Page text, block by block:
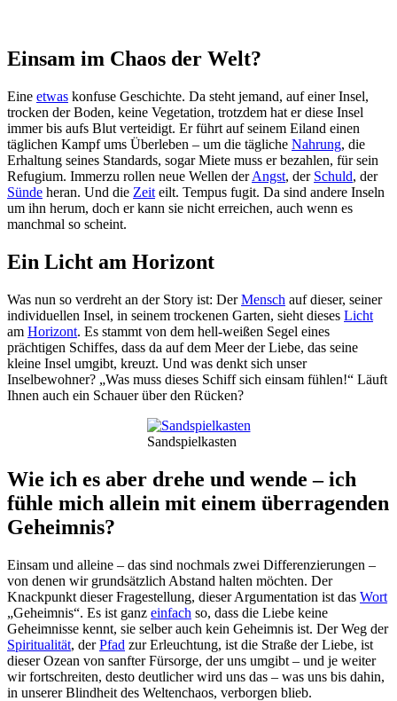
Einsam im Chaos der Welt?
Eine etwas konfuse Geschichte. Da steht jemand, auf einer Insel,
trocken der Boden, keine Vegetation, trotzdem hat er diese Insel
immer bis aufs Blut verteidigt. Er führt auf seinem Eiland einen
täglichen Kampf ums Überleben – um die tägliche Nahrung, die
Erhaltung seines Standards, sogar Miete muss er bezahlen, für sein
Refugium. Immerzu rollen neue Wellen derAngst, der Schuld, der
Sünde heran. Und die Zeit eilt. Tempus fugit. Da sind andere Inseln
um ihn herum, doch er kann sie nicht erreichen, auch wenn es
manchmal so scheint.
Ein Licht am Horizont
Was nun so verdreht an der Story ist: DerMensch auf dieser, seiner
individuellen Insel, in seinem trockenen Garten, sieht dieses Licht
am Horizont. Es stammt von dem hell-weißen Segel eines
prächtigen Schiffes, dass da auf dem Meer der Liebe, das seine
kleine Insel umgibt, kreuzt. Und was denkt sich unser
Inselbewohner? „Was muss dieses Schiff sich einsam fühlen!“ Läuft
Ihnen auch ein Schauer über den Rücken?
Sandspielkasten
Wie ich es aber drehe und wende – ich
fühle mich allein mit einem überragenden
Geheimnis?
Einsam und alleine – das sind nochmals zwei Differenzierungen –
von denen wir grundsätzlich Abstand halten möchten. Der
Knackpunkt dieser Fragestellung, dieser Argumentation ist das Wort
„Geheimnis“. Es ist ganz einfach so, dass die Liebe keine
Geheimnisse kennt, sie selber auch kein Geheimnis ist. Der Weg der
Spiritualität, derPfad zur Erleuchtung, ist die Straße der Liebe, ist
dieser Ozean von sanfter Fürsorge, der uns umgibt – und je weiter
wir fortschreiten, desto deutlicher wird uns das – was uns bis dahin,
in unserer Blindheit des Weltenchaos, verborgen blieb.